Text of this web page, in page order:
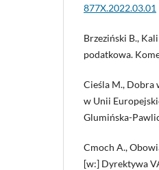
877X.2022.03.01
Brzeziński B.,
podatkowa.
Cieśla M., Dobra
w Unii
Glumińska-
Cmoch A.,
[w:] Dyrektywa